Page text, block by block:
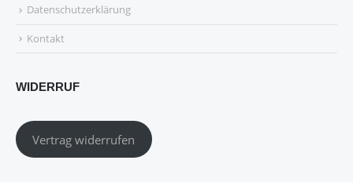
Datenschutzerklärung
Kontakt
WIDERRUF
Vertrag widerrufen